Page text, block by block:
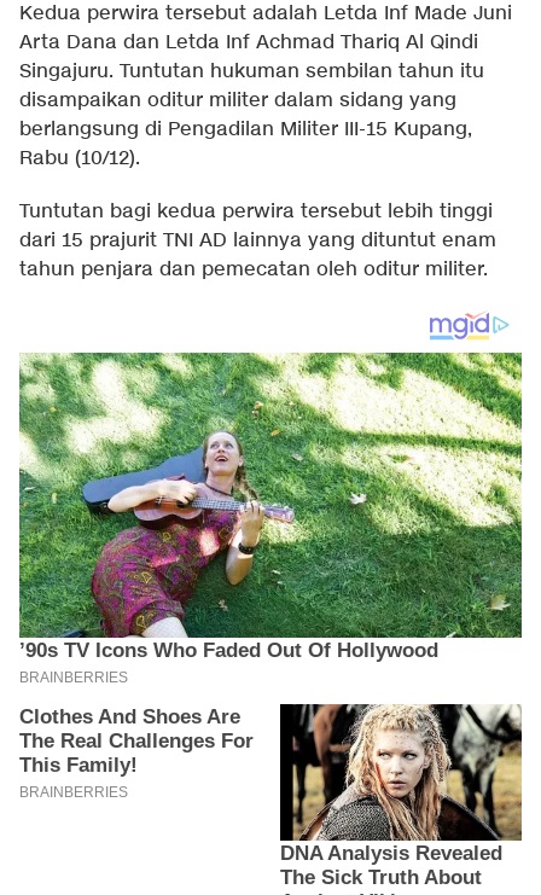
Kedua perwira tersebut adalah Letda Inf Made Juni
Arta Dana dan Letda Inf Achmad Thariq Al Qindi
Singajuru. Tuntutan hukuman sembilan tahun itu
disampaikan oditur militer dalam sidang yang
berlangsung di Pengadilan Militer III-15 Kupang,
Rabu (10/12).
Tuntutan bagi kedua perwira tersebut lebih tinggi
dari 15 prajurit TNI AD lainnya yang dituntut enam
tahun penjara dan pemecatan oleh oditur militer.